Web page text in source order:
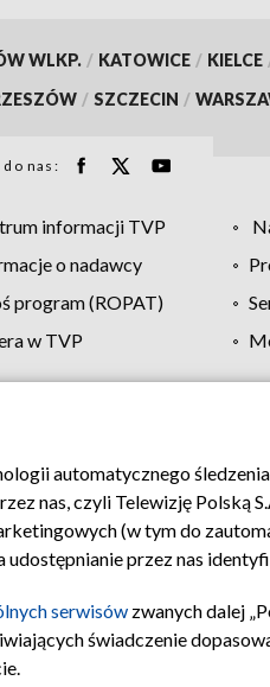
WLKP. / KATOWICE / KIELCE
/ SZCZECIN /
do nas:
informacji TVP
o nadawcy
program (ROPAT)
w TVP
Moje zgody Pomoc
automatycznego
nas, czyli Telewizję Polską
(w tym do
udostępnianie przez nas
serwisów zwanych dalej
świadczenie